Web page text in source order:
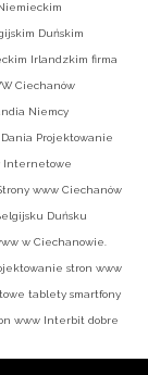
Duńskim
Irlandzkim firma
Ciechanów
Niemcy
Projektowanie
Internetowe
www Ciechanów
Duńsku
w Ciechanowie.
stron www
tablety smartfony
www Interbit dobre